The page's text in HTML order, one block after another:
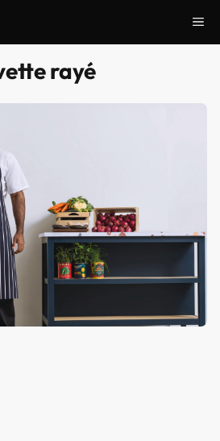
rayé